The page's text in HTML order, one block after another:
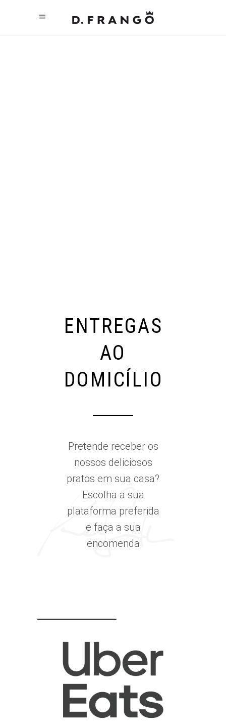
ENTREGAS
AO
DOMICÍLIO
Pretende receber os
nossos deliciosos
pratos em sua casa?
Escolha a sua
plataforma preferida
e faça a sua
encomenda